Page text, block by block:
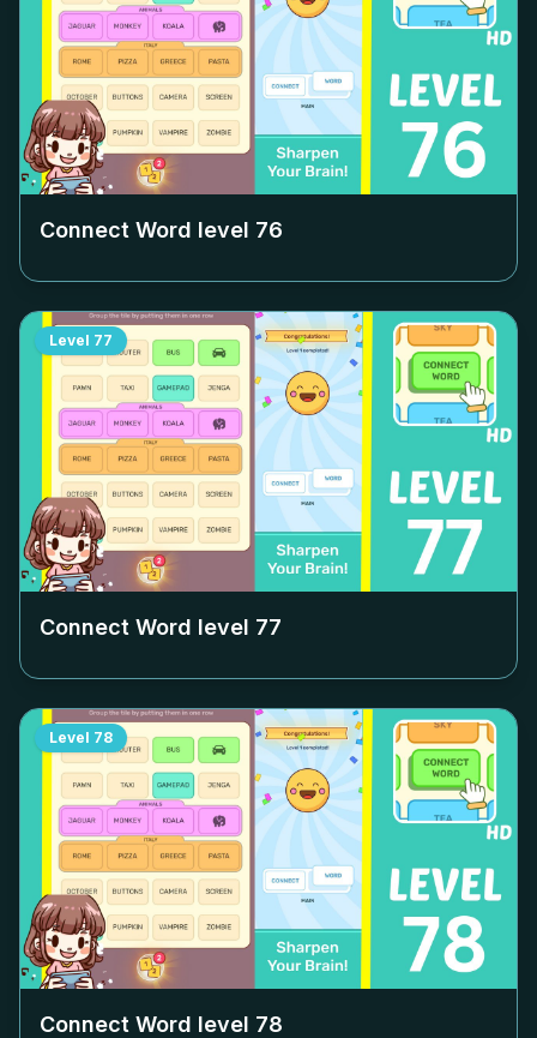
Connect Word level 76
Level 77
Connect Word level 77
Level 78
Connect Word level 78